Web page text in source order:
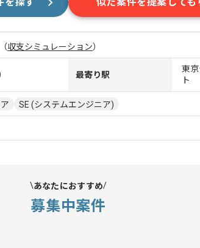
（収支シミュレーション）
最寄り駅
東
ト
SE (システムエンジニア)
あなたにおすすめ
募集中案件